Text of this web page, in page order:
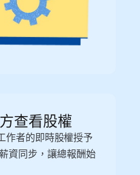
查看股權
作者的即時股權授予
資同步，讓總報酬始